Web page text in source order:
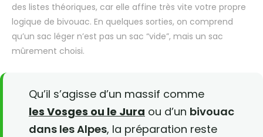
des listes théoriques, car elle affine très vite votre propre
logique de bivouac. En quelques sorties, on comprend
qu’un sac léger n’est pas un sac “vide”, mais un sac
mûrement choisi.
Qu’il s’agisse d’un massif comme
les Vosges ou le Jura ou d’un bivouac
dans les Alpes, la préparation reste